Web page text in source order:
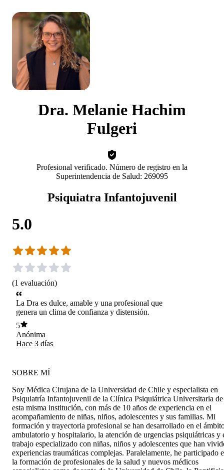
Dra. Melanie Hachim
Fulgeri
Profesional verificado. Número de registro en la
Superintendencia de Salud: 269095
Psiquiatra Infantojuvenil
5.0
(1 evaluación)
La Dra es dulce, amable y una profesional que
genera un clima de confianza y distensión.
5
Anónima
Hace 3 días
SOBRE MÍ
Soy Médica Cirujana de la Universidad de Chile y especialista en
Psiquiatría Infantojuvenil de la Clínica Psiquiátrica Universitaria de
esta misma institución, con más de 10 años de experiencia en el
acompañamiento de niñas, niños, adolescentes y sus familias. Mi
formación y trayectoria profesional se han desarrollado en el
ambulatorio y hospitalario, la atención de urgencias psiquiátricas y
trabajo especializado con niñas, niños y adolescentes que han
experiencias traumáticas complejas. Paralelamente, he participado
la formación de profesionales de la salud y nuevos médicos